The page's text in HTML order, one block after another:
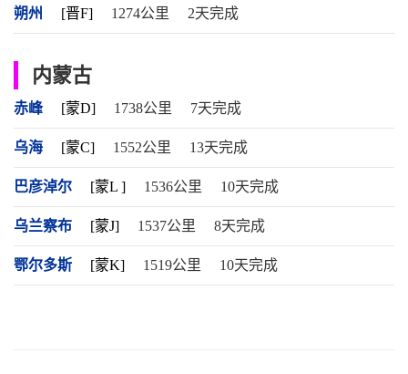
朔州 [晋F] 1274公里 2天完成
内蒙古
赤峰 [蒙D] 1738公里 7天完成
乌海 [蒙C] 1552公里 13天完成
巴彦淖尔 [蒙L ] 1536公里 10天完成
乌兰察布 [蒙J] 1537公里 8天完成
鄂尔多斯 [蒙K] 1519公里 10天完成